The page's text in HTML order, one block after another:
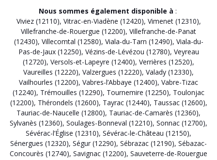
Nous sommes également disponible à :
Viviez (12110), Vitrac-en-Viadène (12420), Vimenet (12310),
Villefranche-de-Rouergue (12200), Villefranche-de-Panat
(12430), Villecomtal (12580), Viala-du-Tarn (12490), Viala-du-
Pas-de-Jaux (12250), Vézins-de-Lévézou (12780), Veyreau
(12720), Versols-et-Lapeyre (12400), Verrières (12520),
Vaureilles (12220), Valzergues (12220), Valady (12330),
Vailhourles (12200), Vabres-l’Abbaye (12400), Vabre-Tizac
(12240), Trémouilles (12290), Tournemire (12250), Toulonjac
(12200), Thérondels (12600), Tayrac (12440), Taussac (12600),
Tauriac-de-Naucelle (12800), Tauriac-de-Camarès (12360),
Sylvanès (12360), Soulages-Bonneval (12210), Sonnac (12700),
Sévérac-l’Église (12310), Sévérac-le-Château (12150),
Sénergues (12320), Ségur (12290), Sébrazac (12190), Sébazac-
Concourès (12740), Savignac (12200), Sauveterre-de-Rouergue